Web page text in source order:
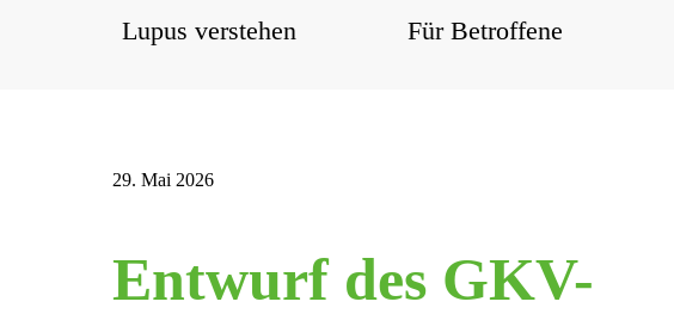
Lupus verstehen Für Betroffene
29. Mai 2026
Entwurf des GKV-